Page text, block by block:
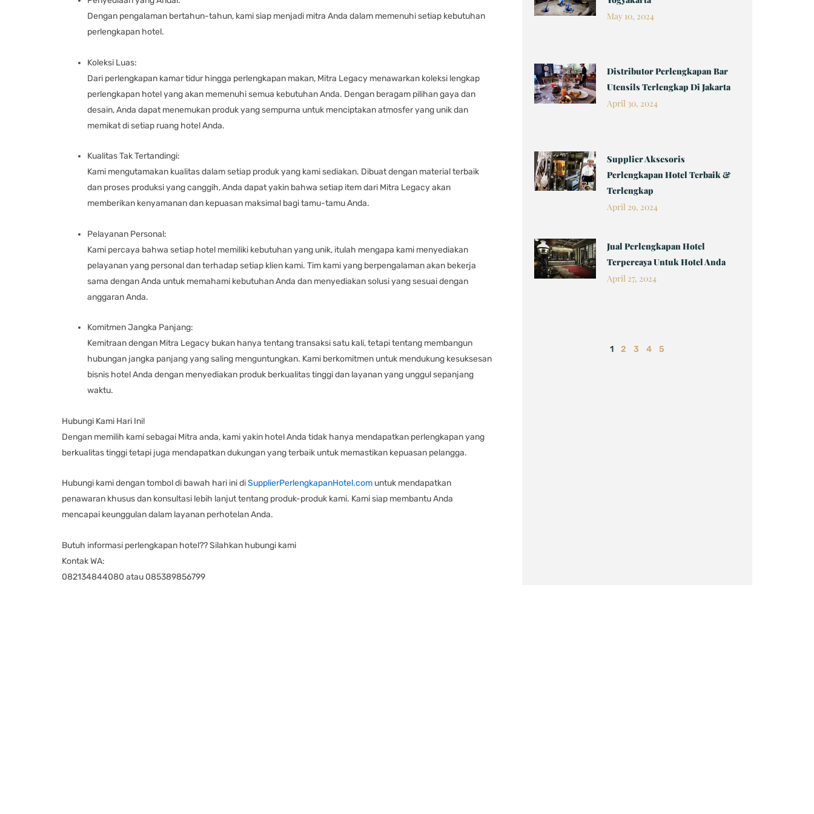
May 10, 2024
Distributor Perlengkapan Bar
Utensils Terlengkap Di Jakarta
April 30, 2024
Supplier Aksesoris
Perlengkapan Hotel Terbaik &
Terlengkap
April 29, 2024
Jual Perlengkapan Hotel
Terpercaya Untuk Hotel Anda
April 27, 2024
1 2 3 4 5
Dengan pengalaman bertahun-tahun, kami siap menjadi mitra Anda dalam memenuhi setiap kebutuhan
perlengkapan hotel.
Koleksi Luas:
Dari perlengkapan kamar tidur hingga perlengkapan makan, Mitra Legacy menawarkan koleksi lengkap
perlengkapan hotel yang akan memenuhi semua kebutuhan Anda. Dengan beragam pilihan gaya dan
desain, Anda dapat menemukan produk yang sempurna untuk menciptakan atmosfer yang unik dan
memikat di setiap ruang hotel Anda.
Kualitas Tak Tertandingi:
Kami mengutamakan kualitas dalam setiap produk yang kami sediakan. Dibuat dengan material terbaik
dan proses produksi yang canggih, Anda dapat yakin bahwa setiap item dari Mitra Legacy akan
memberikan kenyamanan dan kepuasan maksimal bagi tamu-tamu Anda.
Pelayanan Personal:
Kami percaya bahwa setiap hotel memiliki kebutuhan yang unik, itulah mengapa kami menyediakan
pelayanan yang personal dan terhadap setiap klien kami. Tim kami yang berpengalaman akan bekerja
sama dengan Anda untuk memahami kebutuhan Anda dan menyediakan solusi yang sesuai dengan
anggaran Anda.
Komitmen Jangka Panjang:
Kemitraan dengan Mitra Legacy bukan hanya tentang transaksi satu kali, tetapi tentang membangun
hubungan jangka panjang yang saling menguntungkan. Kami berkomitmen untuk mendukung kesuksesan
bisnis hotel Anda dengan menyediakan produk berkualitas tinggi dan layanan yang unggul sepanjang
waktu.
Hubungi Kami Hari Ini!
Dengan memilih kami sebagai Mitra anda, kami yakin hotel Anda tidak hanya mendapatkan perlengkapan yang
berkualitas tinggi tetapi juga mendapatkan dukungan yang terbaik untuk memastikan kepuasan pelangga.
Hubungi kami dengan tombol di bawah hari ini diSupplierPerlengkapanHotel.com untuk mendapatkan
penawaran khusus dan konsultasi lebih lanjut tentang produk-produk kami. Kami siap membantu Anda
mencapai keunggulan dalam layanan perhotelan Anda.
Butuh informasi perlengkapan hotel?? Silahkan hubungi kami
Kontak WA:
082134844080 atau 085389856799